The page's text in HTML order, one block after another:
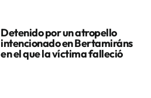
Detenido por un atropello
intencionado en Bertamiráns
en el que la víctima falleció